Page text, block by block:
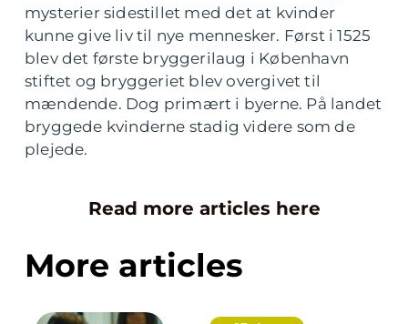
mysterier sidestillet med det at kvinder
kunne give liv til nye mennesker. Først i 1525
blev det første bryggerilaug i København
stiftet og bryggeriet blev overgivet til
mændende. Dog primært i byerne. På landet
bryggede kvinderne stadig videre som de
plejede.
Read more articles here
More articles